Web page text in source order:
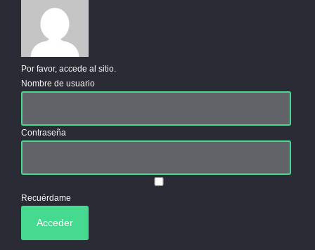
Por favor, accede al sitio.
Nombre de usuario
Contraseña
Recuérdame